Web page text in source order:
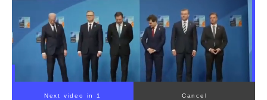
Next video in 1 Cancel